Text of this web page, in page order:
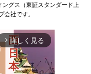
グス（東証スタンダード上
社です。
arrow_forward_ios 詳しく見る